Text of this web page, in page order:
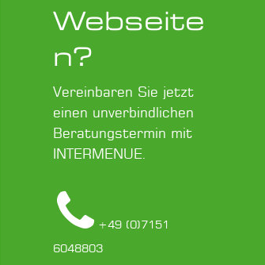
Webseite
n?
Vereinbaren Sie jetzt
einen unverbindlichen
Beratungstermin mit
INTERMENUE.
+49 (0)7151
6048803